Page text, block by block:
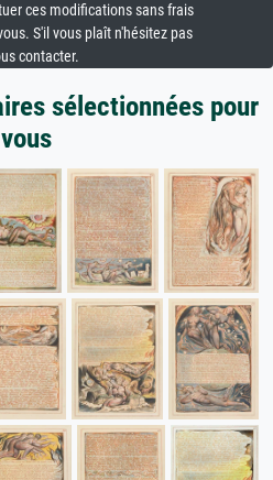
ces modifications sans frais
S'il vous plaît n'hésitez pas
contacter.
sélectionnées pour
vous